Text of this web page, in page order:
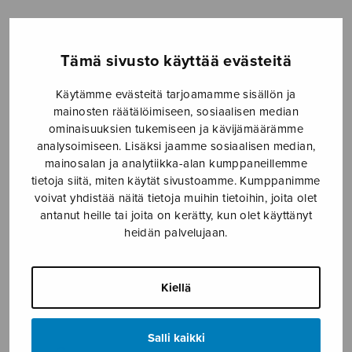
Tämä sivusto käyttää evästeitä
Käytämme evästeitä tarjoamamme sisällön ja
mainosten räätälöimiseen, sosiaalisen median
ominaisuuksien tukemiseen ja kävijämäärämme
analysoimiseen. Lisäksi jaamme sosiaalisen median,
mainosalan ja analytiikka-alan kumppaneillemme
tietoja siitä, miten käytät sivustoamme. Kumppanimme
voivat yhdistää näitä tietoja muihin tietoihin, joita olet
antanut heille tai joita on kerätty, kun olet käyttänyt
heidän palvelujaan.
Kiellä
Salli kaikki
Etusivu › Nuottikauppa › Sekakuoro › Karjalan
Karjalan
trad./Suomi